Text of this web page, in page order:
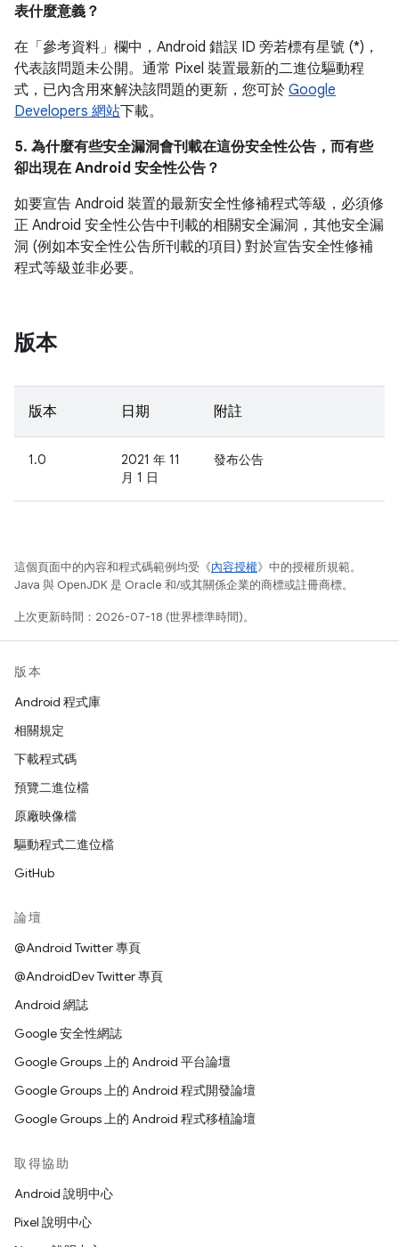
表什麼意義？
在「參考資料」 欄中，Android 錯誤 ID 旁若標有星號 (*)，
代表該問題未公開。通常 Pixel 裝置最新的二進位驅動程
式，已內含用來解決該問題的更新，您可於 Google
Developers 網站下載。
5. 為什麼有些安全漏洞會刊載在這份安全性公告，而有些
卻出現在 Android 安全性公告？
如要宣告 Android 裝置的最新安全性修補程式等級，必須修
正 Android 安全性公告中刊載的相關安全漏洞，其他安全漏
洞 (例如本安全性公告所刊載的項目) 對於宣告安全性修補
程式等級並非必要。
版本
版本 日期 附註
1.0
2021 年 11
月 1 日
發布公告
這個頁面中的內容和程式碼範例均受《內容授權》中的授權所規範。
Java 與 OpenJDK 是 Oracle 和/或其關係企業的商標或註冊商標。
上次更新時間：2026-07-18 (世界標準時間)。
版本
Android 程式庫
相關規定
下載程式碼
預覽二進位檔
原廠映像檔
驅動程式二進位檔
GitHub
論壇
@Android Twitter 專頁
@AndroidDev Twitter 專頁
Android 網誌
Google 安全性網誌
Google Groups 上的 Android 平台論壇
Google Groups 上的 Android 程式開發論壇
Google Groups 上的 Android 程式移植論壇
取得協助
Android 說明中心
Pixel 說明中心